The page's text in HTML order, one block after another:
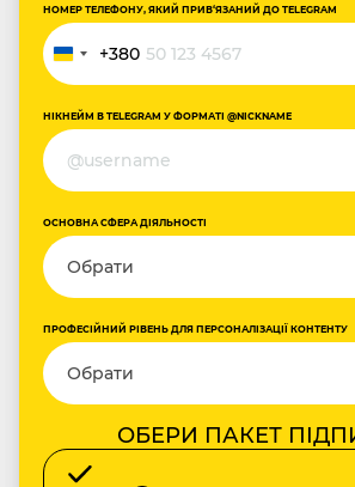
НОМЕР ТЕЛЕФОНУ, ЯКИЙ ПРИВ‘ЯЗАНИЙ ДО TELEGRAM
Ukraine
+380
+380
НІКНЕЙМ В TELEGRAM У ФОРМАТІ @NICKNAME
ОСНОВНА СФЕРА ДІЯЛЬНОСТІ
ПРОФЕСІЙНИЙ РІВЕНЬ ДЛЯ ПЕРСОНАЛІЗАЦІЇ КОНТЕНТУ
ОБЕРИ ПАКЕТ